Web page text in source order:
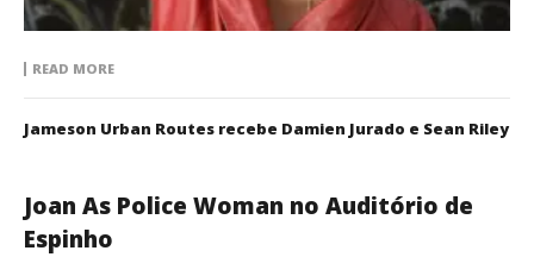
READ MORE
Jameson Urban Routes recebe Damien Jurado e Sean Riley
Joan As Police Woman no Auditório de
Espinho